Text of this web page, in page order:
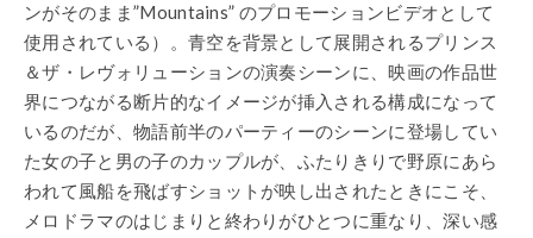
ンがそのまま”Mountains” のプロモーションビデオとして
使用されている）。青空を背景として展開されるプリンス
＆ザ・レヴォリューションの演奏シーンに、映画の作品世
界につながる断片的なイメージが挿入される構成になって
いるのだが、物語前半のパーティーのシーンに登場してい
た女の子と男の子のカップルが、ふたりきりで野原にあら
われて風船を飛ばすショットが映し出されたときにこそ、
メロドラマのはじまりと終わりがひとつに重なり、深い感